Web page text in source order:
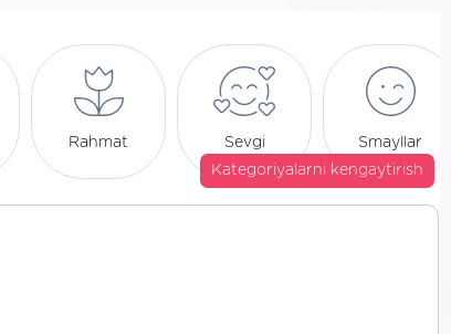
Rahmat Sevgi
Smayllar
Kategoriyalarni kengaytirish